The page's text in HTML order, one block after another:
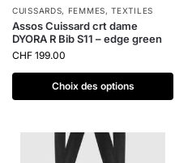
CUISSARDS, FEMMES,TEXTILES
Assos Cuissard crt dame
DYORA R Bib S11 – edge green
CHF 199.00
Choix des options